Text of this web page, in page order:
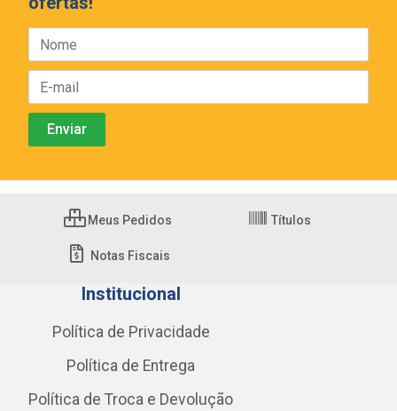
Meus Pedidos Títulos
Notas Fiscais
Institucional
Política de Privacidade
Política de Entrega
Política de Troca e Devolução